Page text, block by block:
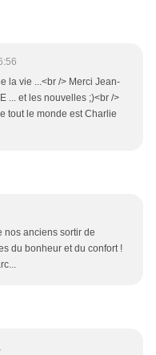
la vie ...<br /> Merci Jean-
... et les nouvelles ;)<br />
tout le monde est Charlie
nos anciens sortir de
du bonheur et du confort !